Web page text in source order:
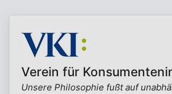
Verein für
Unsere Philosophie fußt auf